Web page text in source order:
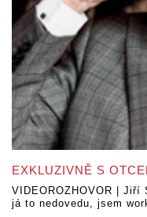
EXKLUZIVNĚ S
VIDEOROZHOVOR |
já to nedovedu, jsem